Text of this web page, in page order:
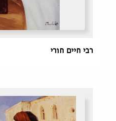
רבי חיים חורי